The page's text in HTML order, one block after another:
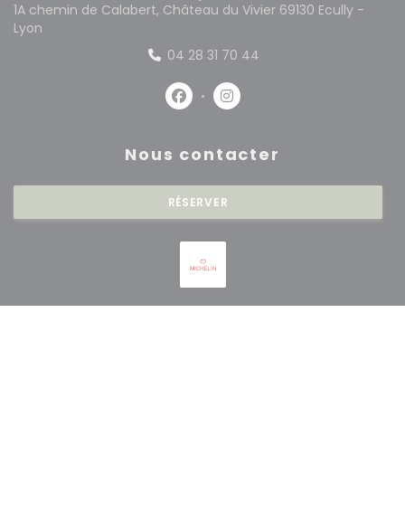
1A chemin de Calabert, Château du Vivier 69130 Ecully -
Lyon
04 28 31 70 44
Facebook ((ouvre une
Instagram ((ouvre une
Nous contacter
RÉSERVER